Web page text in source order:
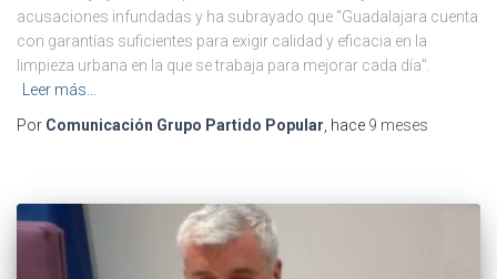
acusaciones infundadas y ha subrayado que “Guadalajara cuenta
con garantías suficientes para exigir calidad y eficacia en la
limpieza urbana en la que se trabaja para mejorar cada día”.
Leer más…
Por Comunicación Grupo Partido Popular , hace 9 meses